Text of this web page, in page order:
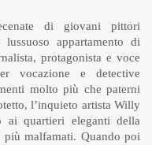
di giovani pittori
appartamento di
protagonista e voce
vocazione e detective
molto più che paterni
l’inquieto artista Willy
ai quartieri eleganti della
più malfamati. Quando poi